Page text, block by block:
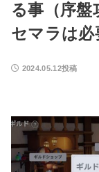
る事（序盤
セマラは必
2024.05.12投稿